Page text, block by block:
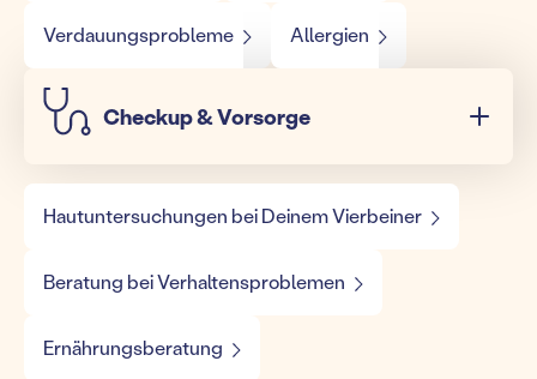
Verdauungsprobleme Allergien
Checkup & Vorsorge
Hautuntersuchungen bei Deinem Vierbeiner
Beratung bei Verhaltensproblemen
Ernährungsberatung